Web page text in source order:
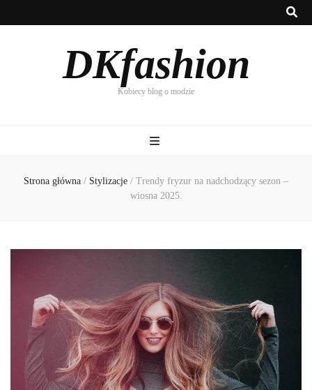
DKfashion
Kobiecy blog o modzie
Strona główna / Stylizacje / Trendy fryzur na nadchodzący sezon –
wiosna 2025.